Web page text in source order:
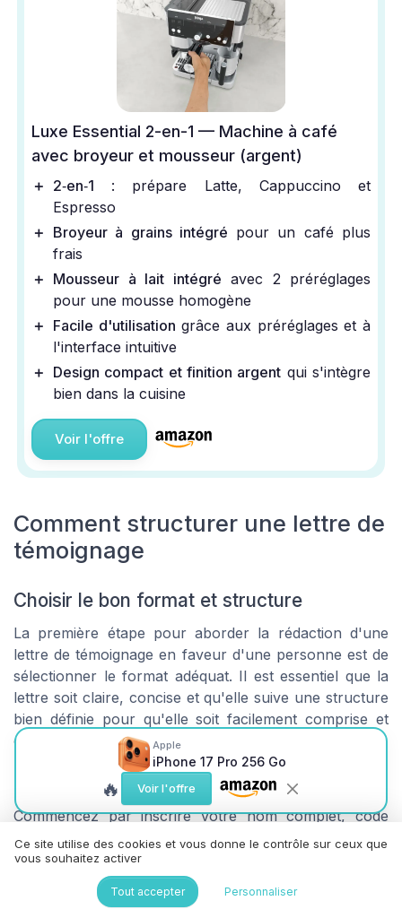
Luxe Essential 2-en-1 — Machine à café
avec broyeur et mousseur (argent)
＋ 2‑en‑1 : prépare Latte, Cappuccino et
Espresso
＋ Broyeur à grains intégré pour un café plus
frais
＋ Mousseur à lait intégré avec 2 préréglages
pour une mousse homogène
＋ Facile d'utilisation grâce aux préréglages et à
l'interface intuitive
＋ Design compact et finition argent qui s'intègre
bien dans la cuisine
Voir l'offre
Comment structurer une lettre de
témoignage
Choisir le bon format et structure
La première étape pour aborder la rédaction d'une
lettre de témoignage en faveur d'une personne est de
sélectionner le format adéquat. Il est essentiel que la
lettre soit claire, concise et qu'elle suive une structure
bien définie pour qu'elle soit facilement comprise et
crédible aux yeux du juge ou de l'autorité concernée.
Présentation des informations de base
Commencez par inscrire votre nom complet, code
postal et ville, ainsi que la date et le lieu de naissance
du bénéficiaire du témoignage. Par exemple :
Madame Emma Duval, née le 5 mai 1987 à Paris,
Apple
iPhone 17 Pro 256 Go
🔥 Voir l'offre
Ce site utilise des cookies et vous donne le contrôle sur ceux que
vous souhaitez activer
Tout accepter Personnaliser